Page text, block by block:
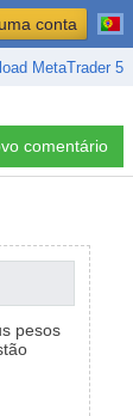
MetaTrader 5
conta
comentário
pesos